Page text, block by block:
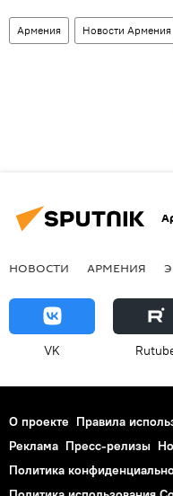
Армения Новости Армения
НОВОСТИ АРМЕНИЯ
VK
О проекте Правила
Реклама Пресс-релизы
Политика